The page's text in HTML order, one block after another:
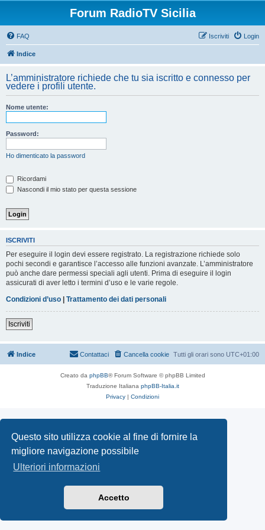
Questo sito utilizza cookie al fine di fornire la
migliore navigazione possibile
Ulteriori informazioni
Accetto
Forum RadioTV Sicilia
FAQ Login
Iscriviti
Indice
L’amministratore richiede che tu sia iscritto e connesso per
vedere i profili utente.
Nome utente:
Password:
Ho dimenticato la password
Ricordami
Nascondi il mio stato per questa sessione
ISCRIVITI
Per eseguire il login devi essere registrato. La registrazione richiede solo
pochi secondi e garantisce l’accesso alle funzioni avanzate. L’amministratore
può anche dare permessi speciali agli utenti. Prima di eseguire il login
assicurati di aver letto i termini d’uso e le varie regole.
Condizioni d’uso | Trattamento dei dati personali
Iscriviti
Indice Tutti gli orari sono UTC+01:00
Cancella cookie
Contattaci
Creato da phpBB® Forum Software © phpBB Limited
Traduzione Italiana phpBB-Italia.it
Privacy | Condizioni